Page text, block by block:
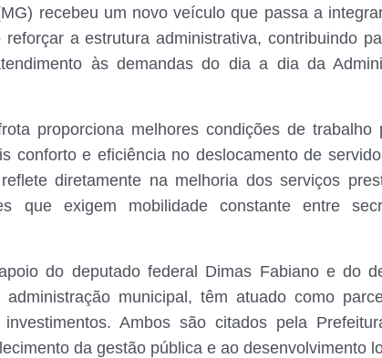
recebeu um novo veículo que passa a
a estrutura administrativa, contribuindo
às demandas do dia a dia da
proporciona melhores condições de trabalho
conforto e eficiência no deslocamento de
diretamente na melhoria dos serviços
que exigem mobilidade constante entre
do deputado federal Dimas Fabiano e do
municipal, têm atuado como
Ambos são citados pela
da gestão pública e ao desenvolvimento